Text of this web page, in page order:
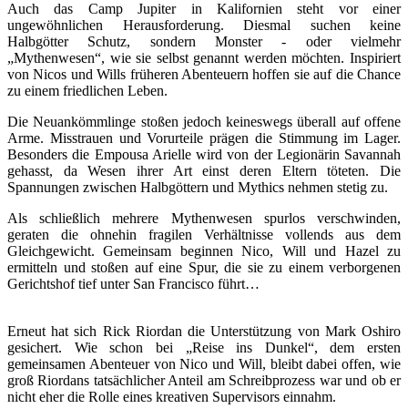
Auch das Camp Jupiter in Kalifornien steht vor einer
ungewöhnlichen Herausforderung. Diesmal suchen keine
Halbgötter Schutz, sondern Monster - oder vielmehr
„Mythenwesen“, wie sie selbst genannt werden möchten. Inspiriert
von Nicos und Wills früheren Abenteuern hoffen sie auf die Chance
zu einem friedlichen Leben.
Die Neuankömmlinge stoßen jedoch keineswegs überall auf offene
Arme. Misstrauen und Vorurteile prägen die Stimmung im Lager.
Besonders die Empousa Arielle wird von der Legionärin Savannah
gehasst, da Wesen ihrer Art einst deren Eltern töteten. Die
Spannungen zwischen Halbgöttern und Mythics nehmen stetig zu.
Als schließlich mehrere Mythenwesen spurlos verschwinden,
geraten die ohnehin fragilen Verhältnisse vollends aus dem
Gleichgewicht. Gemeinsam beginnen Nico, Will und Hazel zu
ermitteln und stoßen auf eine Spur, die sie zu einem verborgenen
Gerichtshof tief unter San Francisco führt…
Erneut hat sich Rick Riordan die Unterstützung von Mark Oshiro
gesichert. Wie schon bei „Reise ins Dunkel“, dem ersten
gemeinsamen Abenteuer von Nico und Will, bleibt dabei offen, wie
groß Riordans tatsächlicher Anteil am Schreibprozess war und ob er
nicht eher die Rolle eines kreativen Supervisors einnahm.